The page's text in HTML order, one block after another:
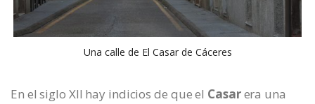
Una calle de El Casar de Cáceres
En el siglo XII hay indicios de que el Casarera una